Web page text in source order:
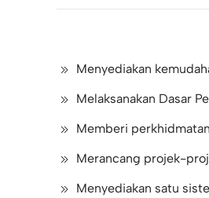
Menyediakan
Melaksanakan Dasar
Memberi
Merancang projek-
Menyediakan satu